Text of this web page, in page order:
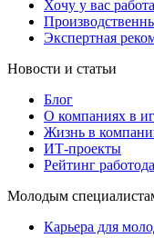
Хочу у вас
Экспертная
Новости и статьи
Блог
О компаниях в
Жизнь в
ИТ-проекты
Рейтинг
Молодым
Карьера для